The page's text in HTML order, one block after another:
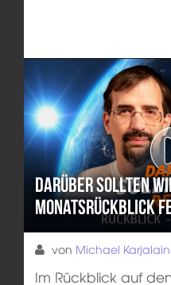
Darüber sollten
Monatsrückblick
von Michael
Im Rückblick auf